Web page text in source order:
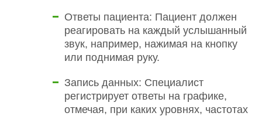
Ответы пациента: Пациент должен
реагировать на каждый услышанный
звук, например, нажимая на кнопку
или поднимая руку.
Запись данных: Специалист
регистрирует ответы на графике,
отмечая, при каких уровнях, частотах